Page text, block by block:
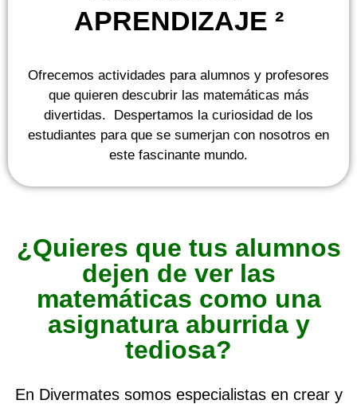
APRENDIZAJE ²
Ofrecemos actividades para alumnos y profesores
que quieren descubrir las matemáticas más
divertidas. Despertamos la curiosidad de los
estudiantes para que se sumerjan con nosotros en
este fascinante mundo.
¿Quieres que tus alumnos
dejen de ver las
matemáticas como una
asignatura aburrida y
tediosa?
En Divermates somos especialistas en crear y